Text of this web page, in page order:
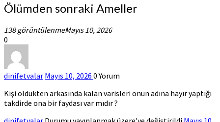
Ölümden
sonraki
Ameller
Ölümden sonraki Ameller
138 görüntülenmeMayıs 10, 2026
0
dinifetvalar Mayıs 10, 2026 0Yorum
Kişi öldükten arkasında kalan varisleri onun adına hayır yaptığı
takdirde ona bir faydası var mıdır ?